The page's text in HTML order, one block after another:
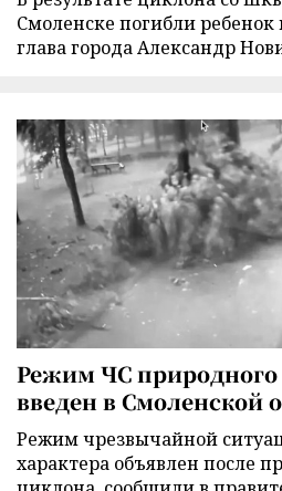
Смоленске погибли
глава города Александр
Режим ЧС природного
введен в Смоленской
Режим чрезвычайной
характера объявлен после